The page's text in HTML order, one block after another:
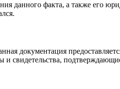
данного факта, а также его
документация
и свидетельства,